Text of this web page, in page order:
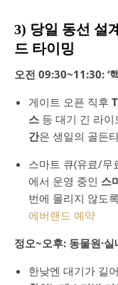
3) 당일 동선 설
드 타이밍
오전 09:30~11:30: ‘
게이트 오픈 직후
스 등 대기 긴 라
간은 생일의 골든
스마트 큐(유료/
에서 운영 중인 스
번에 몰리지 않도록
에버랜드 예약
정오~오후: 동물원·
한낮엔 대기가 길